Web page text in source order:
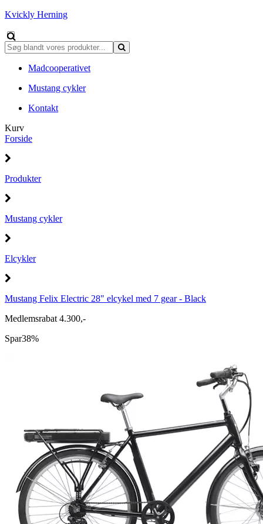
Kvickly Herning
Madcooperativet
Mustang cykler
Kontakt
Kurv
Forside
Produkter
Mustang cykler
Elcykler
Mustang Felix Electric 28" elcykel med 7 gear - Black
Medlemsrabat 4.300,-
Spar38%